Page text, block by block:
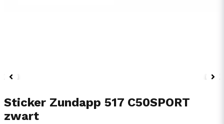
Sticker Zundapp 517 C50SPORT
zwart